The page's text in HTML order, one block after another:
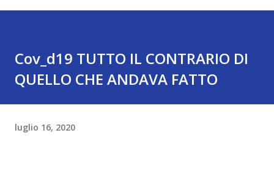
Cov_d19 TUTTO IL CONTRARIO DI
QUELLO CHE ANDAVA FATTO
luglio 16, 2020